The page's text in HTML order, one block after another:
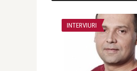
INTERVIURI